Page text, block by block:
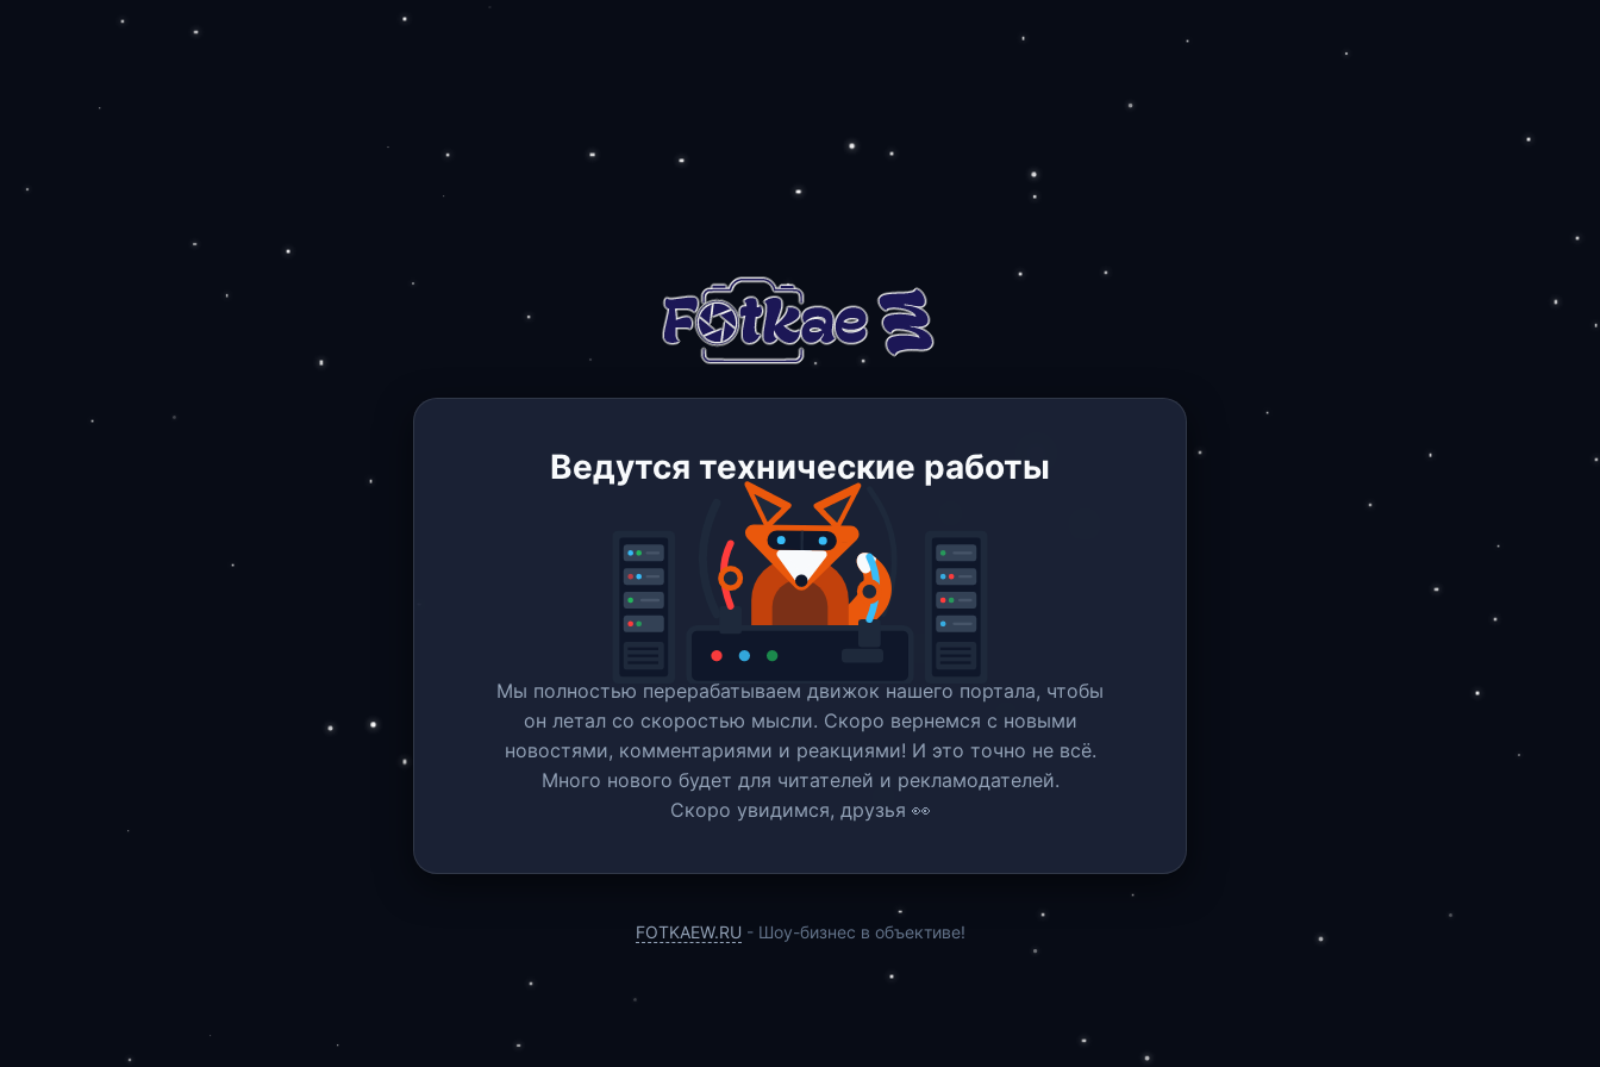
Ведутся технические работы
Мы полностью перерабатываем движок нашего портала, чтобы
он летал со скоростью мысли. Скоро вернемся c новыми
новостями, комментариями и реакциями! И это точно не всё.
Много нового будет для читателей и рекламодателей.
Скоро увидимся, друзья 👀
FOTKAEW.RU - Шоу-бизнес в объективе!